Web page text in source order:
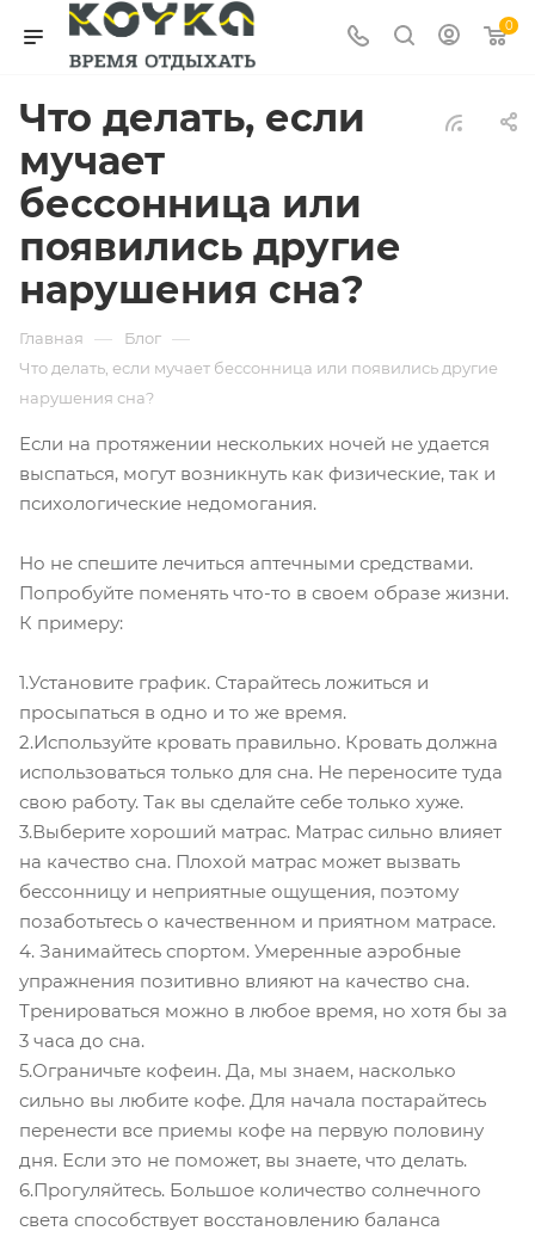
0
Что делать, если
мучает
бессонница или
появились другие
нарушения сна?
Главная — Блог —
Что делать, если мучает бессонница или появились другие
нарушения сна?
Если на протяжении нескольких ночей не удается
выспаться, могут возникнуть как физические, так и
психологические недомогания.
Но не спешите лечиться аптечными средствами.
Попробуйте поменять что-то в своем образе жизни.
К примеру:
1.Установите график. Старайтесь ложиться и
просыпаться в одно и то же время.
2.Используйте кровать правильно. Кровать должна
использоваться только для сна. Не переносите туда
свою работу. Так вы сделайте себе только хуже.
3.Выберите хороший матрас. Матрас сильно влияет
на качество сна. Плохой матрас может вызвать
бессонницу и неприятные ощущения, поэтому
позаботьтесь о качественном и приятном матрасе.
4. Занимайтесь спортом. Умеренные аэробные
упражнения позитивно влияют на качество сна.
Тренироваться можно в любое время, но хотя бы за
3 часа до сна.
5.Ограничьте кофеин. Да, мы знаем, насколько
сильно вы любите кофе. Для начала постарайтесь
перенести все приемы кофе на первую половину
дня. Если это не поможет, вы знаете, что делать.
6.Прогуляйтесь. Большое количество солнечного
света способствует восстановлению баланса